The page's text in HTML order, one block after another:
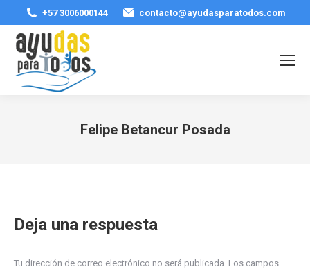
+57 3006000144 contacto@ayudasparatodos.com
Felipe Betancur Posada
Deja una respuesta
Tu dirección de correo electrónico no será publicada. Los campos